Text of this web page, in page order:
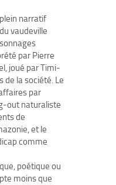
narratif
vaudeville
par Pierre
joué par Timi-
de la société. Le
par
out naturaliste
de
et le
comme
poétique ou
moins que